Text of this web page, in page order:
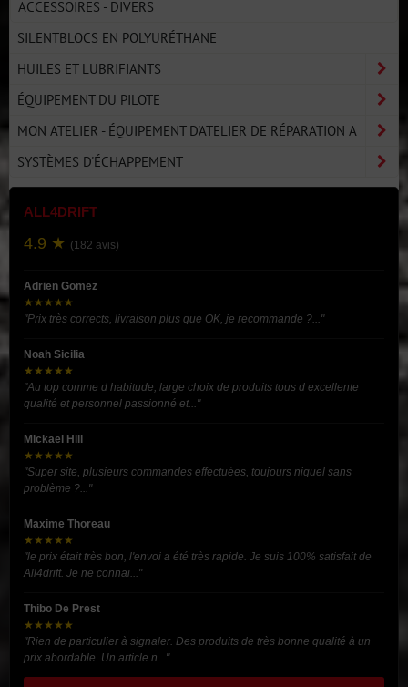
ACCESSOIRES - DIVERS
SILENTBLOCS EN POLYURÉTHANE
HUILES ET LUBRIFIANTS
ÉQUIPEMENT DU PILOTE
MON ATELIER - ÉQUIPEMENT D'ATELIER DE RÉPARATION A
SYSTÈMES D'ÉCHAPPEMENT
ALL4DRIFT
4.9 ★ (182 avis)
Adrien Gomez
★★★★★
"Prix très corrects, livraison plus que OK, je recommande ?..."
Noah Sicilia
★★★★★
"Au top comme d habitude, large choix de produits tous d excellente
qualité et personnel passionné et..."
Mickael Hill
★★★★★
"Super site, plusieurs commandes effectuées, toujours niquel sans
problème ?..."
Maxime Thoreau
★★★★★
"le prix était très bon, l'envoi a été très rapide. Je suis 100% satisfait de
All4drift. Je ne connai..."
Thibo De Prest
★★★★★
"Rien de particulier à signaler. Des produits de très bonne qualité à un
prix abordable. Un article n..."